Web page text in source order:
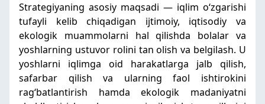
Strategiyaning asosiy maqsadi — iqlim oʻzgarishi
tufayli kelib chiqadigan ijtimoiy, iqtisodiy va
ekologik muammolarni hal qilishda bolalar va
yoshlarning ustuvor rolini tan olish va belgilash. U
yoshlarni iqlimga oid harakatlarga jalb qilish,
safarbar qilish va ularning faol ishtirokini
ragʻbatlantirish hamda ekologik madaniyatni